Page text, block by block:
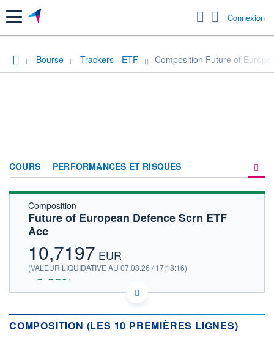
Menu Connexion
Bourse Trackers - ETF Composition Future of
COURS PERFORMANCES ET RISQUES
HISTORIQUE
Composition
Future of European Defence Scrn ETF
Acc
10,7197 EUR
(VALEUR LIQUIDATIVE AU 07.08.26 / 17:18:16)
+0,08%
10.7118
IE000I7E6HL0 - HANetf Management Limited
EURONEXT PARIS DONNÉES TEMPS RÉEL
COMPOSITION (LES 10 PREMIÈRES LIGNES)